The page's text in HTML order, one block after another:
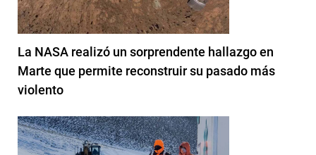
La NASA realizó un sorprendente hallazgo en
Marte que permite reconstruir su pasado más
violento